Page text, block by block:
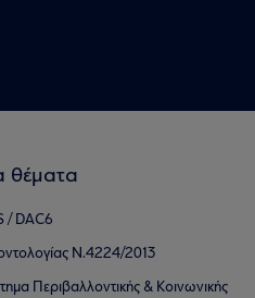
θέματα
/ DAC6
Ν.4224/2013
Περιβαλλοντικής & Κοινωνικής